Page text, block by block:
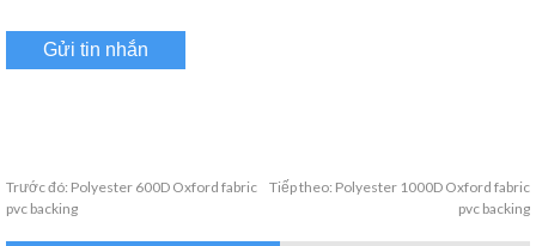
Trước đó: Polyester 600D Oxford fabric
pvc backing
Tiếp theo: Polyester 1000D Oxford fabric
pvc backing